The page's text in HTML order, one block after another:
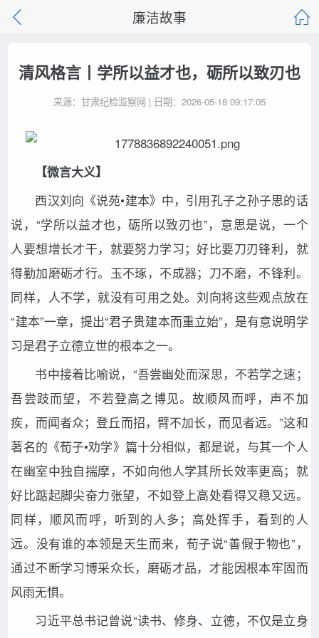
廉洁故事
清风格言丨学所以益才也，砺所以致刃也
来源：甘肃纪检监察网 | 日期：2026-05-18 09:17:05
【微言大义】
西汉刘向《说苑•建本》中，引用孔子之孙子思的话
说，“学所以益才也，砺所以致刃也”，意思是说，一个
人要想增长才干，就要努力学习；好比要刀刃锋利，就
得勤加磨砺才行。玉不琢，不成器；刀不磨，不锋利。
同样，人不学，就没有可用之处。刘向将这些观点放在
“建本”一章，提出“君子贵建本而重立始”，是有意说明学
习是君子立德立世的根本之一。
书中接着比喻说，“吾尝幽处而深思，不若学之速；
吾尝跂而望，不若登高之博见。故顺风而呼，声不加
疾，而闻者众；登丘而招，臂不加长，而见者远。”这和
著名的《荀子•劝学》篇十分相似，都是说，与其一个人
在幽室中独自揣摩，不如向他人学其所长效率更高；就
好比踮起脚尖奋力张望，不如登上高处看得又稳又远。
同样，顺风而呼，听到的人多；高处挥手，看到的人
远。没有谁的本领是天生而来，荀子说“善假于物也”，
通过不断学习博采众长，磨砺才品，才能因根本牢固而
风雨无惧。
习近平总书记曾说“读书、修身、立德，不仅是立身